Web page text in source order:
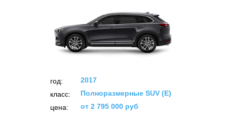
год:
2017
класс:
Полноразмерные SUV (E)
цена:
от 2 795 000 руб